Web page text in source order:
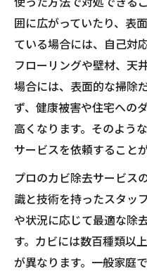
囲に広がっていたり、表
ている場合には、自己対
フローリングや壁材、天
場合には、表面的な掃除
ず、健康被害や住宅への
高くなります。そのよう
サービスを依頼すること
プロのカビ除去サービス
識と技術を持ったスタッ
や状況に応じて最適な除
す。カビには数百種類以
が異なります。一般家庭